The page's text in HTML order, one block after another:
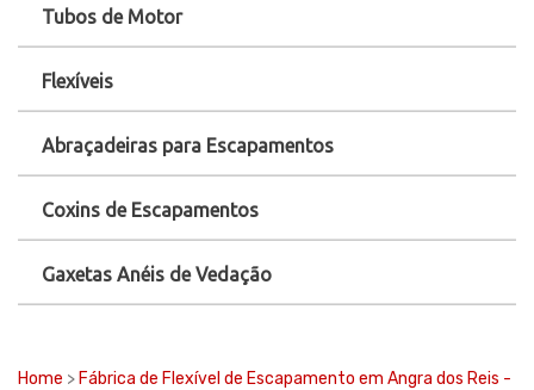
Tubos de Motor
Flexíveis
Abraçadeiras para Escapamentos
Coxins de Escapamentos
Gaxetas Anéis de Vedação
Home > Fábrica de Flexível de Escapamento em Angra dos Reis -